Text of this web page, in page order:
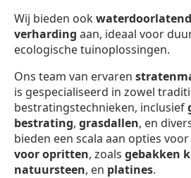
Wij bieden ook
verharding aan, ideaal voor
ecologische tuinoplossingen.
Ons team van ervaren
is gespecialiseerd in zowel
bestratingstechnieken, inclusief
bestrating, grasdallen, en
bieden een scala aan opties voor
voor opritten, zoals gebakken
natuursteen, en platines.